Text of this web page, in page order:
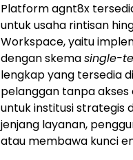
Platform agnt8x
untuk usaha rintisan
Workspace, yaitu
dengan skemasingle-
lengkap yang tersedia
pelanggan tanpa
untuk institusi strategis
jenjang layanan,
atau membawa kunci